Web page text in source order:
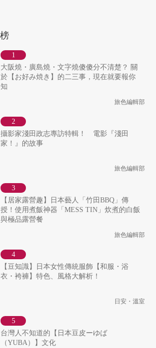
大阪燒・廣島燒・文字燒傻傻分不清楚？ 關
於【お好み焼き】的二三事，現在就要報你
知
旅色編輯部
攝影家淺田政志專訪特輯！ 電影『淺田
家！』的故事
旅色編輯部
【居家露營趣】日本藝人「竹田BBQ」傳
授！使用煮飯神器「MESS TIN」炊煮的白飯
與極品露營餐
旅色編輯部
【豆知識】日本女性傳統服飾【和服・浴
衣・袴褲】特色、風格大解析！
日安・溫室
台灣人不知道的【日本豆皮ーゆば
（YUBA）】文化